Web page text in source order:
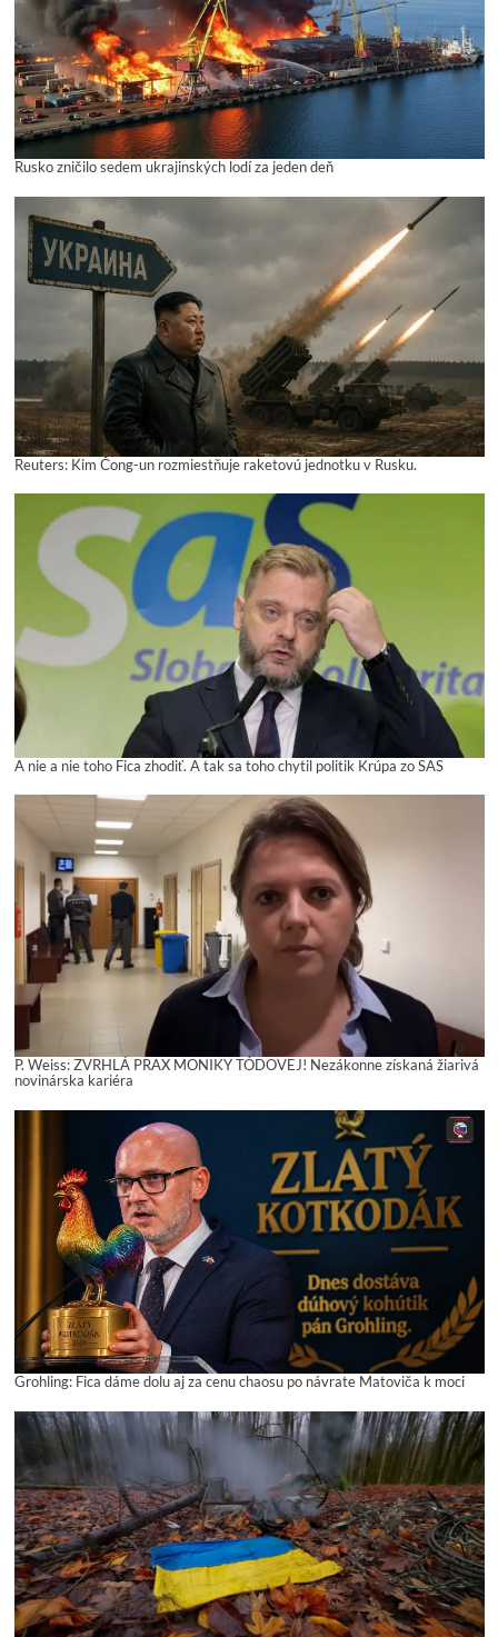
Rusko zničilo sedem ukrajinských lodí za jeden deň
Reuters: Kim Čong-un rozmiestňuje raketovú jednotku v Rusku.
A nie a nie toho Fica zhodiť. A tak sa toho chytil politik Krúpa zo SAS
P. Weiss: ZVRHLÁ PRAX MONIKY TÓDOVEJ! Nezákonne získaná žiarivá
novinárska kariéra
Grohling: Fica dáme dolu aj za cenu chaosu po návrate Matoviča k moci